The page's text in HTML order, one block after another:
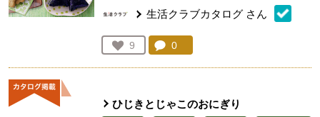
生活クラブカタログ さん
お気に入り登録：
9
人が登録
コメント：
0
ひじきとじゃこのおにぎり